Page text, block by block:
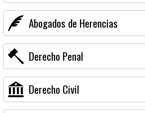
Abogados de Herencias
Derecho Penal
Derecho Civil